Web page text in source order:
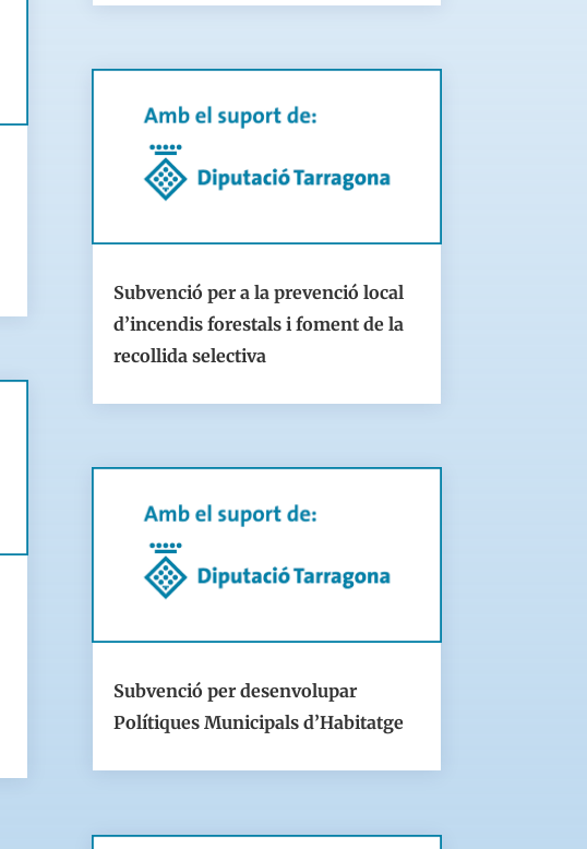
Subvenció per a la prevenció local
d’incendis forestals i foment de la
recollida selectiva
Subvenció per desenvolupar
Polítiques Municipals d’Habitatge